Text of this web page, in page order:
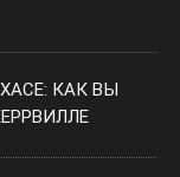
КАК ВЫ